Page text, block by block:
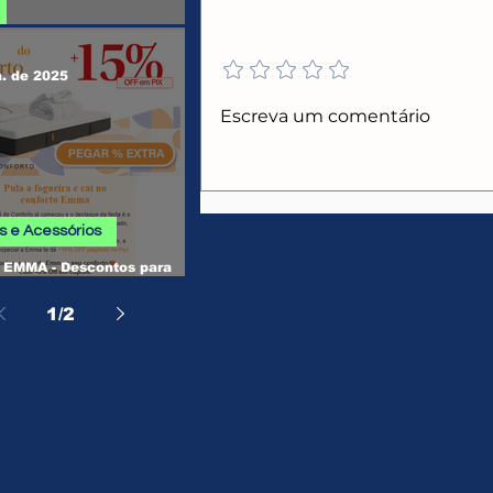
EMMA - Descontos para
e Acessórios
de 2025
1/2
CUPONS ALIEXPRESS
Escreva um comentário